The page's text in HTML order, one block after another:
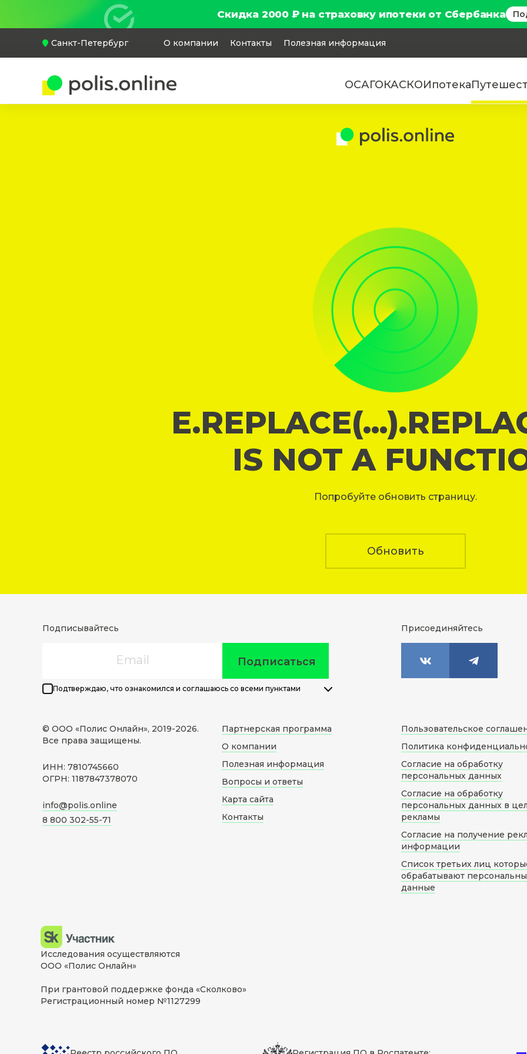
Скидка 2000 ₽ на страховку ипотеки от Сбербанка
Санкт-Петербург О компании Контакты Полезная информация
ОСАГОКАСКОИпотека
IS NOT A
Попробуйте обновить страницу.
Обновить
Подписывайтесь
Подписаться
Подтверждаю, что ознакомился и соглашаюсь со всеми пунктами
Присоединяйтесь
© ООО «Полис Онлайн», 2019-2026.
Все права защищены.
ИНН: 7810745660
ОГРН: 1187847378070
info@polis.online
8 800 302-55-71
Партнерская программа
О компании
Полезная информация
Вопросы и ответы
Карта сайта
Контакты
Пользовательское
Политика
Согласие на обработку
персональных данных
Согласие на обработку
персональных данных в
рекламы
Согласие на получение
информации
Список третьих лиц
обрабатывают
данные
Исследования осуществляются
ООО «Полис Онлайн»
При грантовой поддержке фонда «Сколково»
Регистрационный номер №1127299